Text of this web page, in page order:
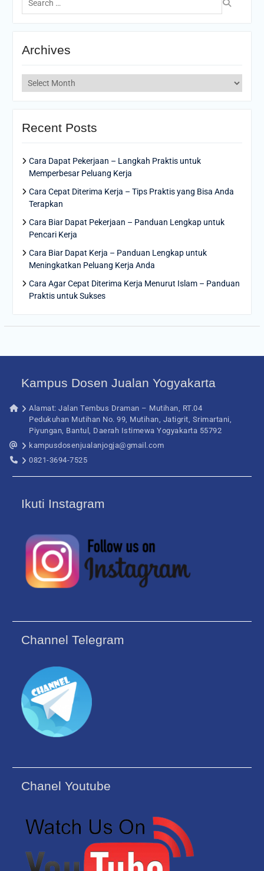
for:
Archives
Archives
Recent Posts
Cara Dapat Pekerjaan – Langkah Praktis untuk
Memperbesar Peluang Kerja
Cara Cepat Diterima Kerja – Tips Praktis yang Bisa Anda
Terapkan
Cara Biar Dapat Pekerjaan – Panduan Lengkap untuk
Pencari Kerja
Cara Biar Dapat Kerja – Panduan Lengkap untuk
Meningkatkan Peluang Kerja Anda
Cara Agar Cepat Diterima Kerja Menurut Islam – Panduan
Praktis untuk Sukses
Kampus Dosen Jualan Yogyakarta
Alamat: Jalan Tembus Draman – Mutihan, RT.04
Pedukuhan Mutihan No. 99, Mutihan, Jatigrit, Srimartani,
Piyungan, Bantul, Daerah Istimewa Yogyakarta 55792
kampusdosenjualanjogja@gmail.com
0821-3694-7525
Ikuti Instagram
Channel Telegram
Chanel Youtube